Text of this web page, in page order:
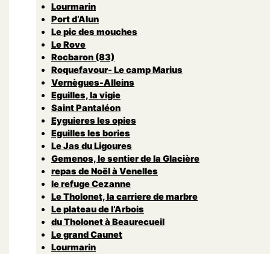
Lourmarin
Port d’Alun
Le pic des mouches
Le Rove
Rocbaron (83)
Roquefavour- Le camp Marius
Vernègues-Alleins
Eguilles, la vigie
Saint Pantaléon
Eyguieres les opies
Eguilles les bories
Le Jas du Ligoures
Gemenos, le sentier de la Glacière
repas de Noël à Venelles
le refuge Cezanne
Le Tholonet, la carriere de marbre
Le plateau de l’Arbois
du Tholonet à Beaurecueil
Le grand Caunet
Lourmarin